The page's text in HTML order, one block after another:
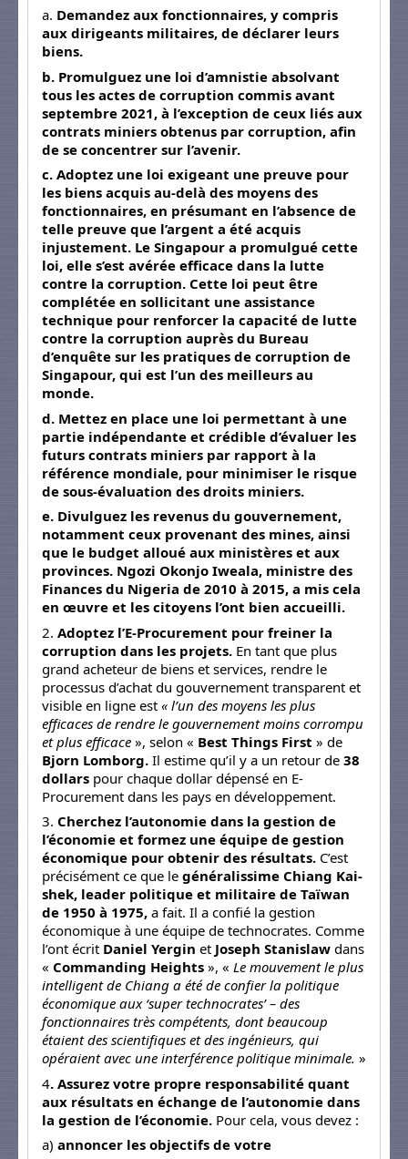
a. Demandez aux fonctionnaires, y compris
aux dirigeants militaires, de déclarer leurs
biens.
b. Promulguez une loi d’amnistie absolvant
tous les actes de corruption commis avant
septembre 2021, à l’exception de ceux liés aux
contrats miniers obtenus par corruption, afin
de se concentrer sur l’avenir.
c. Adoptez une loi exigeant une preuve pour
les biens acquis au-delà des moyens des
fonctionnaires, en présumant en l’absence de
telle preuve que l’argent a été acquis
injustement. Le Singapour a promulgué cette
loi, elle s’est avérée efficace dans la lutte
contre la corruption. Cette loi peut être
complétée en sollicitant une assistance
technique pour renforcer la capacité de lutte
contre la corruption auprès du Bureau
d’enquête sur les pratiques de corruption de
Singapour, qui est l’un des meilleurs au
monde.
d. Mettez en place une loi permettant à une
partie indépendante et crédible d’évaluer les
futurs contrats miniers par rapport à la
référence mondiale, pour minimiser le risque
de sous-évaluation des droits miniers.
e. Divulguez les revenus du gouvernement,
notamment ceux provenant des mines, ainsi
que le budget alloué aux ministères et aux
provinces. Ngozi Okonjo Iweala, ministre des
Finances du Nigeria de 2010 à 2015, a mis cela
en œuvre et les citoyens l’ont bien accueilli.
2. Adoptez l’E-Procurement pour freiner la
corruption dans les projets. En tant que plus
grand acheteur de biens et services, rendre le
processus d’achat du gouvernement transparent et
visible en ligne est « l’un des moyens les plus
efficaces de rendre le gouvernement moins corrompu
et plus efficace », selon « Best Things First » de
Bjorn Lomborg. Il estime qu’il y a un retour de 38
dollars pour chaque dollar dépensé en E-
Procurement dans les pays en développement.
3. Cherchez l’autonomie dans la gestion de
l’économie et formez une équipe de gestion
économique pour obtenir des résultats. C’est
précisément ce que le généralissime Chiang Kai-
shek, leader politique et militaire de Taïwan
de 1950 à 1975, a fait. Il a confié la gestion
économique à une équipe de technocrates. Comme
l’ont écrit Daniel Yergin et Joseph Stanislaw dans
« Commanding Heights », « Le mouvement le plus
intelligent de Chiang a été de confier la politique
économique aux ‘super technocrates’ – des
fonctionnaires très compétents, dont beaucoup
étaient des scientifiques et des ingénieurs, qui
opéraient avec une interférence politique minimale. »
4. Assurez votre propre responsabilité quant
aux résultats en échange de l’autonomie dans
la gestion de l’économie. Pour cela, vous devez :
a) annoncer les objectifs de votre